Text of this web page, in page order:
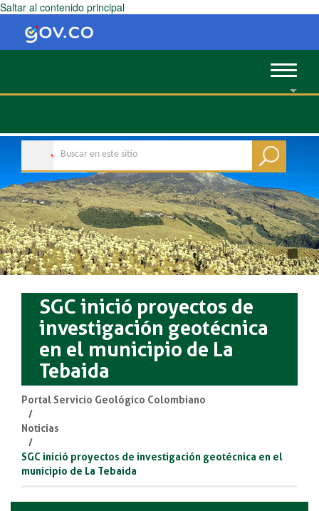
Saltar al contenido principal
Toggle
SGC inició proyectos de
investigación geotécnica
en el municipio de La
Tebaida
Portal Servicio Geológico Colombiano
Noticias
SGC inició proyectos de investigación geotécnica en el
municipio de La Tebaida